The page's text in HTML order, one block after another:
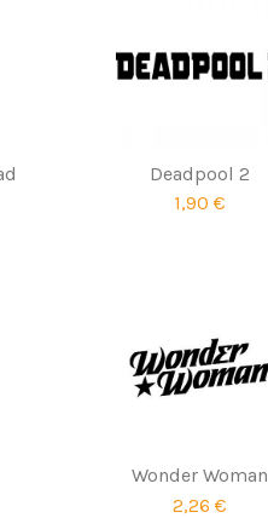
Deadpool 2
1,90 €
Wonder Woman
2,26 €